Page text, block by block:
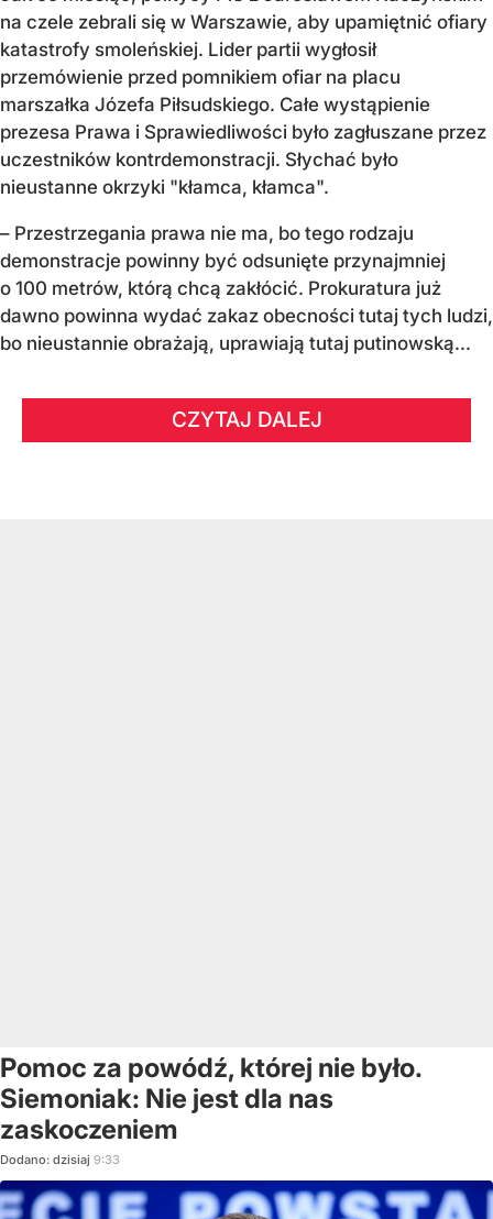
na czele zebrali się w Warszawie, aby upamiętnić ofiary
katastrofy smoleńskiej. Lider partii wygłosił
przemówienie przed pomnikiem ofiar na placu
marszałka Józefa Piłsudskiego. Całe wystąpienie
prezesa Prawa i Sprawiedliwości było zagłuszane przez
uczestników kontrdemonstracji. Słychać było
nieustanne okrzyki "kłamca, kłamca".
– Przestrzegania prawa nie ma, bo tego rodzaju
demonstracje powinny być odsunięte przynajmniej
o 100 metrów, którą chcą zakłócić. Prokuratura już
dawno powinna wydać zakaz obecności tutaj tych ludzi,
bo nieustannie obrażają, uprawiają tutaj putinowską...
CZYTAJ DALEJ
Pomoc za powódź, której nie było.
Siemoniak: Nie jest dla nas
zaskoczeniem
Dodano: dzisiaj 9:33